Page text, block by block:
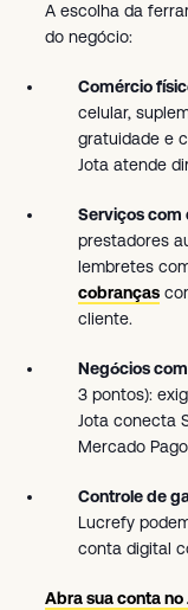
A escolha da
do negócio:
Comércio
celular,
gratuidade e
Jota atende
Serviços com
prestadores
lembretes
cobranças
cliente.
Negócios
3 pontos):
Jota conecta
Mercado
Controle de
Lucrefy
conta digital
Abra sua conta